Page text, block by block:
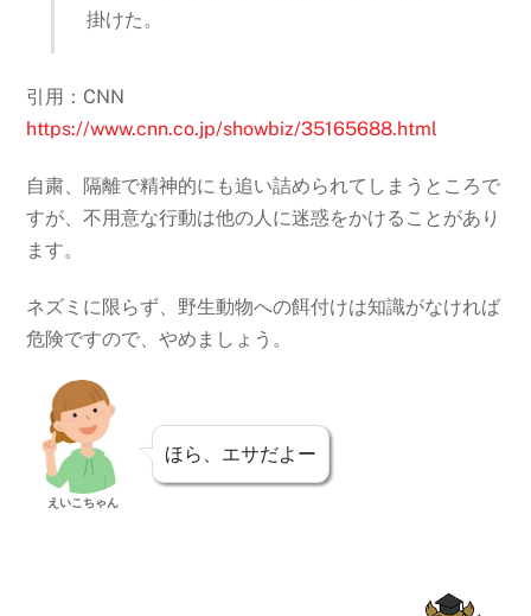
掛けた。
引用：CNN
https://www.cnn.co.jp/showbiz/35165688.html
自粛、隔離で精神的にも追い詰められてしまうところで
すが、不用意な行動は他の人に迷惑をかけることがあり
ます。
ネズミに限らず、野生動物への餌付けは知識がなければ
危険ですので、やめましょう。
えいこちゃん
ほら、エサだよー